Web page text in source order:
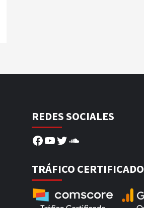
REDES SOCIALES
Facebook
YouTube
Twitter
SoundCloud
TRÁFICO CERTIFICADO